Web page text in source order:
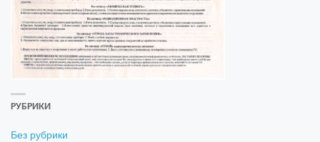
РУБРИКИ
Без рубрики